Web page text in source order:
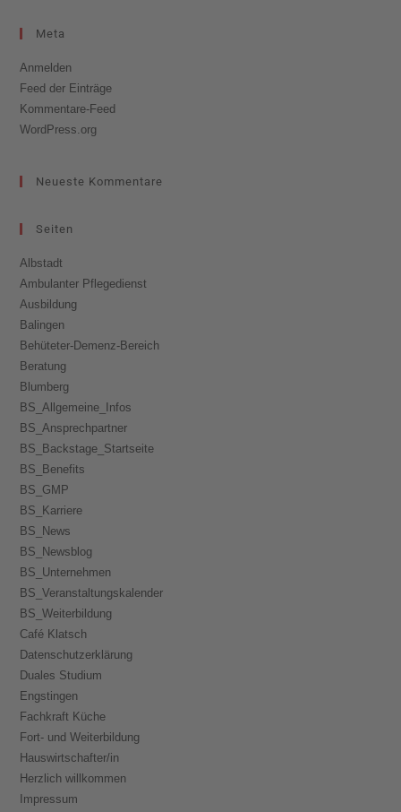
Meta
Anmelden
Feed der Einträge
Kommentare-Feed
WordPress.org
Neueste Kommentare
Seiten
Albstadt
Ambulanter Pflegedienst
Ausbildung
Balingen
Behüteter-Demenz-Bereich
Beratung
Blumberg
BS_Allgemeine_Infos
BS_Ansprechpartner
BS_Backstage_Startseite
BS_Benefits
BS_GMP
BS_Karriere
BS_News
BS_Newsblog
BS_Unternehmen
BS_Veranstaltungskalender
BS_Weiterbildung
Café Klatsch
Datenschutzerklärung
Duales Studium
Engstingen
Fachkraft Küche
Fort- und Weiterbildung
Hauswirtschafter/in
Herzlich willkommen
Impressum